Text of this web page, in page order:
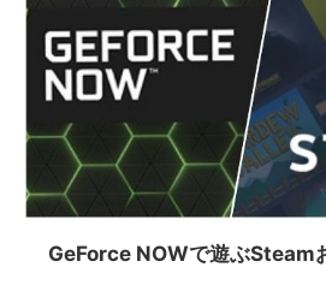
GeForce NOWで遊ぶSteam